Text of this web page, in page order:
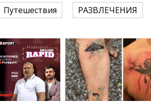
Путешествия
РАЗВЛЕЧЕНИЯ